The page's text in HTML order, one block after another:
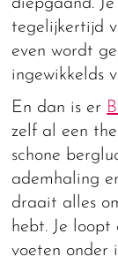
tegelijkertijd
even wordt
ingewikkelds
En dan is er
zelf al een
schone
ademhaling
draait alles
hebt. Je loopt
voeten onder